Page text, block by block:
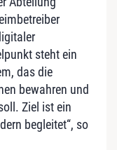
steht ein
das die
bewahren und
Ziel ist ein
begleitet“, so